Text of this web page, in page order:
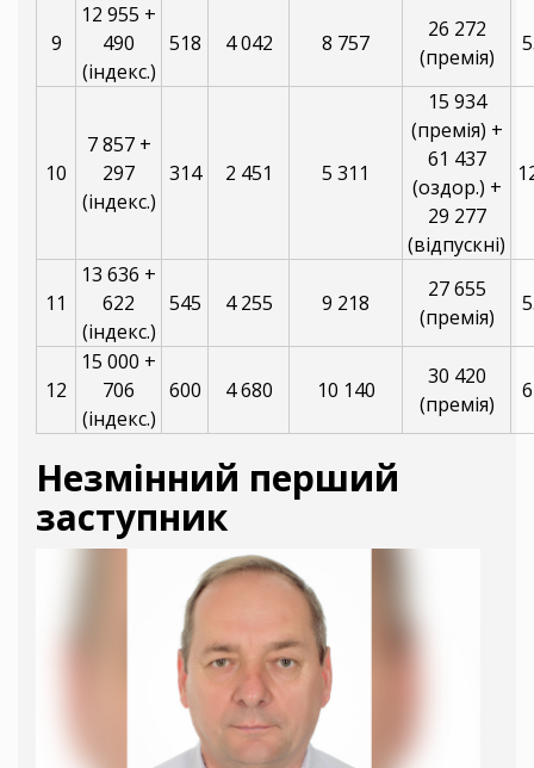
9
12 955 +
490
(індекс.)
518 4 042 8 757
26 272
(премія)
10
7 857 +
297
(індекс.)
314 2 451 5 311
15 934
(премія) +
61 437
(оздор.) +
29 277
(відпускні)
11
13 636 +
622
(індекс.)
545 4 255 9 218
27 655
(премія)
12
15 000 +
706
(індекс.)
600 4 680 10 140
30 420
(премія)
Незмінний перший
заступник